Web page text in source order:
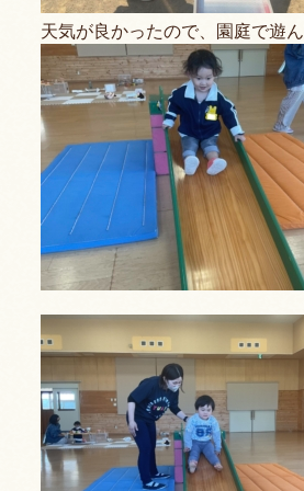
天気が良かったので、園庭で遊